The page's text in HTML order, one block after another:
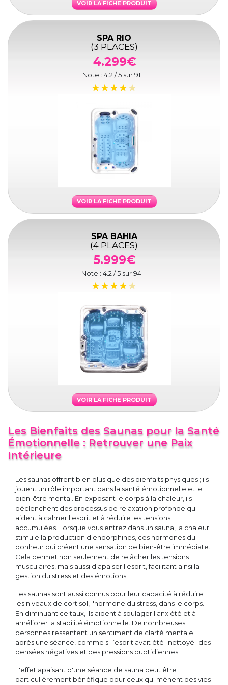
VOIR LA FICHE PRODUIT
SPA RIO
(3 PLACES)
4.299€
Note : 4.2 / 5 sur91
VOIR LA FICHE PRODUIT
SPA BAHIA
(4 PLACES)
5.999€
Note : 4.2 / 5 sur94
VOIR LA FICHE PRODUIT
Les Bienfaits des Saunas pour la Santé
Émotionnelle : Retrouver une Paix
Intérieure
Les saunas offrent bien plus que des bienfaits physiques ; ils
jouent un rôle important dans la santé émotionnelle et le
bien-être mental. En exposant le corps à la chaleur, ils
déclenchent des processus de relaxation profonde qui
aident à calmer l'esprit et à réduire les tensions
accumulées. Lorsque vous entrez dans un sauna, la chaleur
stimule la production d'endorphines, ces hormones du
bonheur qui créent une sensation de bien-être immédiate.
Cela permet non seulement de relâcher les tensions
musculaires, mais aussi d'apaiser l'esprit, facilitant ainsi la
gestion du stress et des émotions.
Les saunas sont aussi connus pour leur capacité à réduire
les niveaux de cortisol, l'hormone du stress, dans le corps.
En diminuant ce taux, ils aident à soulager l'anxiété et à
améliorer la stabilité émotionnelle. De nombreuses
personnes ressentent un sentiment de clarté mentale
après une séance, comme si l’esprit avait été "nettoyé" des
pensées négatives et des pressions quotidiennes.
L'effet apaisant d'une séance de sauna peut être
particulièrement bénéfique pour ceux qui mènent des vies